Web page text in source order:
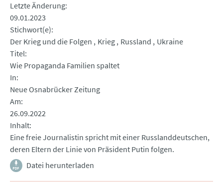
Letzte Änderung
09.01.2023
Stichwort(e)
Der Krieg und die Folgen
Krieg Russland
Ukraine
Titel
Wie Propaganda Familien spaltet
In
Neue Osnabrücker Zeitung
Am
26.09.2022
Inhalt
Eine freie Journalistin spricht mit einer Russlanddeutschen,
deren Eltern der Linie von Präsident Putin folgen.
Datei herunterladen